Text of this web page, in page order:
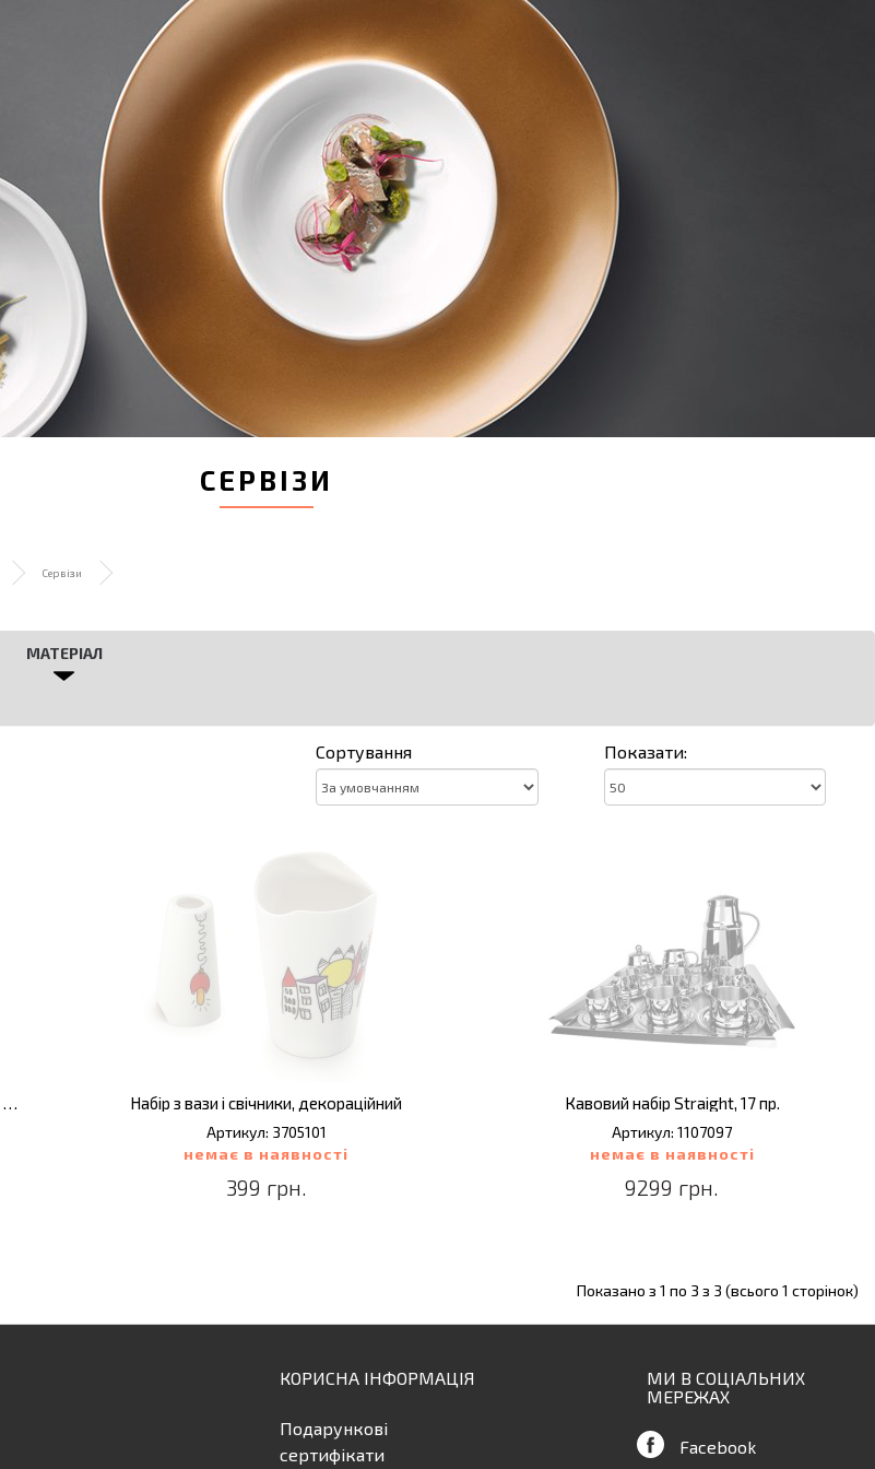
СЕРВІЗИ
Сервізи
МАТЕРІАЛ
Сортування Показати:
Сервірувальний набір ECLIPSE для кави / чаю, (6 пр.) Набір з вази і свічники, декораційний
Артикул: 3705101
немає в наявності
399 грн.
Кавовий набір Straight, 17 пр.
Артикул: 1107097
немає в наявності
9299 грн.
Показано з 1 по 3 з 3 (всього 1 сторінок)
КОРИСНА ІНФОРМАЦІЯ
Подарункові
сертифікати
МИ В СОЦІАЛЬНИХ
МЕРЕЖАХ
Facebook